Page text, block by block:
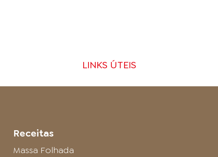
LINKS ÚTEIS
Receitas
Massa Folhada